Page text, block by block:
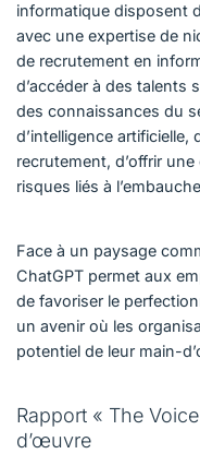
informatique disposent
avec une expertise de
de recrutement en
d’accéder à des talents
des connaissances du
d’intelligence
recrutement, d’offrir
risques liés à
Face à un paysage
ChatGPT permet aux
de favoriser le
un avenir où les
potentiel de leur main-
Rapport « The
d’œuvre